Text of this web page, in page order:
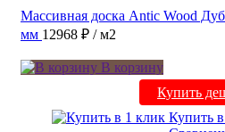
Массивная доска Antic Wood
мм 12968 ₽ / м2
В корзину
Купить
Купить